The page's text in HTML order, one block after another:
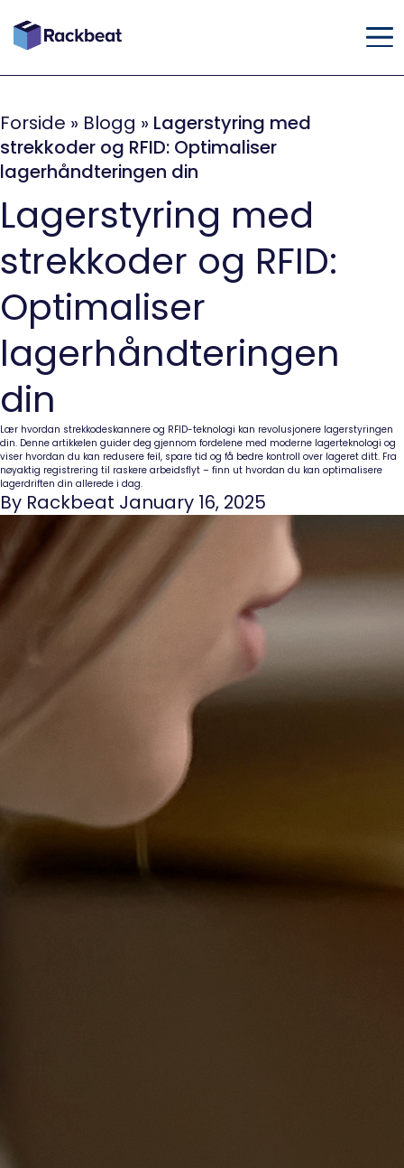
Forside » Blogg » Lagerstyring med
strekkoder og RFID: Optimaliser
lagerhåndteringen din
Lagerstyring med
strekkoder og RFID:
Optimaliser
lagerhåndteringen
din
Lær hvordan strekkodeskannere og RFID-teknologi kan revolusjonere lagerstyringen
din. Denne artikkelen guider deg gjennom fordelene med moderne lagerteknologi og
viser hvordan du kan redusere feil, spare tid og få bedre kontroll over lageret ditt. Fra
nøyaktig registrering til raskere arbeidsflyt – finn ut hvordan du kan optimalisere
lagerdriften din allerede i dag.
By Rackbeat January 16, 2025